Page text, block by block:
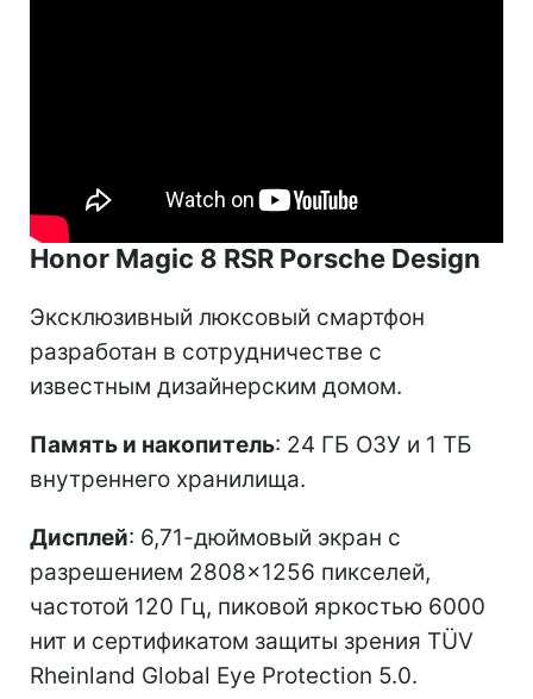
Honor Magic 8 RSR Porsche Design
Эксклюзивный люксовый смартфон
разработан в сотрудничестве с
известным дизайнерским домом.
Память и накопитель: 24 ГБ ОЗУ и 1 ТБ
внутреннего хранилища.
Дисплей: 6,71-дюймовый экран с
разрешением 2808×1256 пикселей,
частотой 120 Гц, пиковой яркостью 6000
нит и сертификатом защиты зрения TÜV
Rheinland Global Eye Protection 5.0.